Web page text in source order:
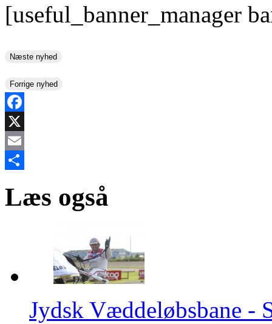
[useful_banner_manager
Næste nyhed
Forrige nyhed
Facebook
X
Email
Læs også
Jydsk Væddeløbsbane -